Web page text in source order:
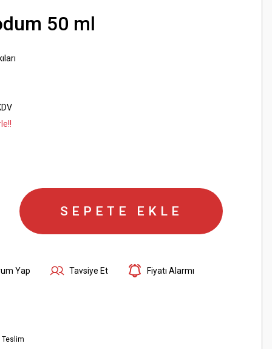
50 ml
SEPETE EKLE
Yap Tavsiye Et Fiyatı Alarmı
Teslim